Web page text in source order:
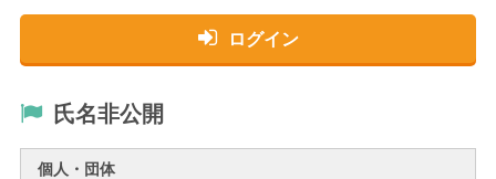
ログイン
氏名非公開
個人・団体